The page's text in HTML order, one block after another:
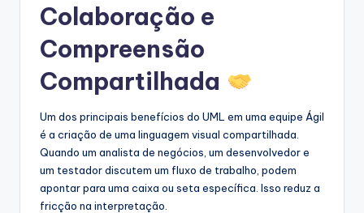
Colaboração e
Compreensão
Compartilhada
Um dos principais benefícios do UML em uma equipe Ágil
é a criação de uma linguagem visual compartilhada.
Quando um analista de negócios, um desenvolvedor e
um testador discutem um fluxo de trabalho, podem
apontar para uma caixa ou seta específica. Isso reduz a
fricção na interpretação.